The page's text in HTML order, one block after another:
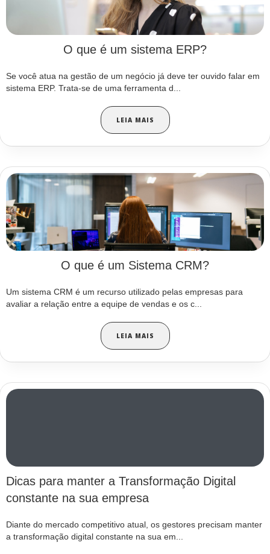
O que é um sistema ERP?
Se você atua na gestão de um negócio já deve ter ouvido falar em
sistema ERP. Trata-se de uma ferramenta d...
LEIA MAIS
O que é um Sistema CRM?
Um sistema CRM é um recurso utilizado pelas empresas para
avaliar a relação entre a equipe de vendas e os c...
LEIA MAIS
Dicas para manter a Transformação Digital
constante na sua empresa
Diante do mercado competitivo atual, os gestores precisam manter
a transformação digital constante na sua em...